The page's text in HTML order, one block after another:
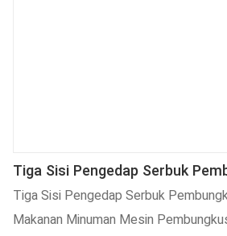
Tiga Sisi Pengedap Serbuk
Pelbagai Fungsi Makanan
Pembungkusan Mesin
Tiga Sisi Pengedap Serbuk
Makanan Minuman Mesin